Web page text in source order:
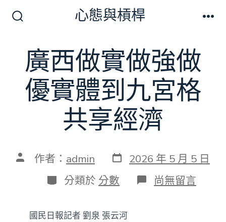
切
換
開
心態與槓桿
廣西做實做強做
優實體到九宮格
共享經濟
文 作者： admin 發
表
日
期
2026 年 5 月 5 日
分
類
分類於 分數 在
〈廣
尚無留言
國民日報記者 劉泉 張云河